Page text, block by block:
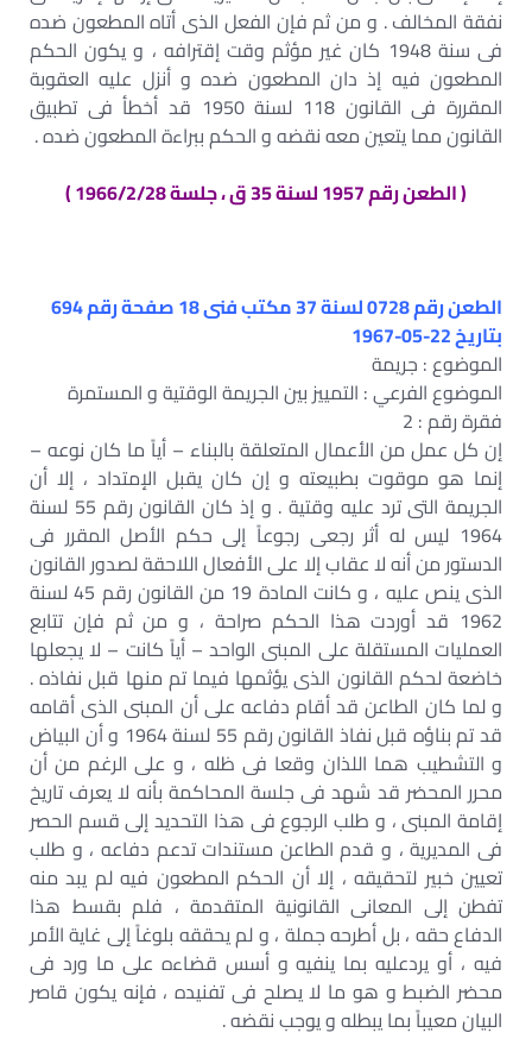
نفقة المخالف . و من ثم فإن الفعل الذى أتاه المطعون ضده
فى سنة 1948 كان غير مؤثم وقت إقترافه ، و يكون الحكم
المطعون فيه إذ دان المطعون ضده و أنزل عليه العقوبة
المقررة فى القانون 118 لسنة 1950 قد أخطأ فى تطبيق
القانون مما يتعين معه نقضه و الحكم ببراءة المطعون ضده .
( الطعن رقم 1957 لسنة 35 ق ، جلسة 1966/2/28 )
الطعن رقم 0728 لسنة 37 مكتب فنى 18 صفحة رقم 694
بتاريخ 22-05-1967
الموضوع : جريمة
الموضوع الفرعي : التمييز بين الجريمة الوقتية و المستمرة
فقرة رقم : 2
إن كل عمل من الأعمال المتعلقة بالبناء – أياً ما كان نوعه –
إنما هو موقوت بطبيعته و إن كان يقبل الإمتداد ، إلا أن
الجريمة التى ترد عليه وقتية . و إذ كان القانون رقم 55 لسنة
1964 ليس له أثر رجعى رجوعاً إلى حكم الأصل المقرر فى
الدستور من أنه لا عقاب إلا على الأفعال اللاحقة لصدور القانون
الذى ينص عليه ، و كانت المادة 19 من القانون رقم 45 لسنة
1962 قد أوردت هذا الحكم صراحة ، و من ثم فإن تتابع
العمليات المستقلة على المبنى الواحد – أياً كانت – لا يجعلها
خاضعة لحكم القانون الذى يؤثمها فيما تم منها قبل نفاذه .
و لما كان الطاعن قد أقام دفاعه على أن المبنى الذى أقامه
قد تم بناؤه قبل نفاذ القانون رقم 55 لسنة 1964 و أن البياض
و التشطيب هما اللذان وقعا فى ظله ، و على الرغم من أن
محرر المحضر قد شهد فى جلسة المحاكمة بأنه لا يعرف تاريخ
إقامة المبنى ، و طلب الرجوع فى هذا التحديد إلى قسم الحصر
فى المديرية ، و قدم الطاعن مستندات تدعم دفاعه ، و طلب
تعيين خبير لتحقيقه ، إلا أن الحكم المطعون فيه لم يبد منه
تفطن إلى المعانى القانونية المتقدمة ، فلم بقسط هذا
الدفاع حقه ، بل أطرحه جملة ، و لم يحققه بلوغاً إلى غاية الأمر
فيه ، أو يردعليه بما ينفيه و أسس قضاءه على ما ورد فى
محضر الضبط و هو ما لا يصلح فى تفنيده ، فإنه يكون قاصر
البيان معيباً بما يبطله و يوجب نقضه .